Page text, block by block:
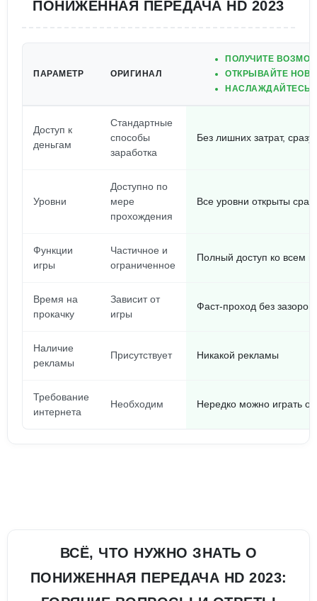
ПОНИЖЕННАЯ ПЕРЕДАЧА HD 2023
ПАРАМЕТР ОРИГИНАЛ
ПОЛУЧИТЕ
ОТКРЫВАЙТЕ
НАСЛАЖДАЙТЕСЬ
Доступ к
деньгам
Стандартные
способы
заработка
Без лишних затрат,
Уровни
Доступно по
мере
прохождения
Все уровни открыты
Функции
игры
Частичное и
ограниченное
Полный доступ ко всем
Время на
прокачку
Зависит от
игры
Фаст-проход без зазоров
Наличие
рекламы
Присутствует Никакой рекламы
Требование
интернета
Необходим Нередко можно играть
ВСЁ, ЧТО НУЖНО ЗНАТЬ О
ПОНИЖЕННАЯ ПЕРЕДАЧА HD 2023: